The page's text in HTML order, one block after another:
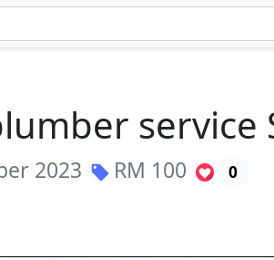
service
2023 RM 100 0